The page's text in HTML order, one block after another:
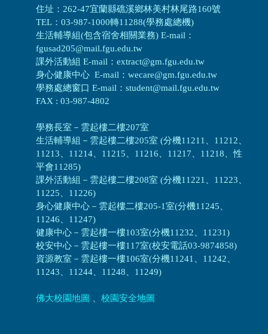
住址：262-47宜蘭縣礁溪鄉林美村林尾路160號
TEL：03-987-1000轉11288(學務處總機)
生活輔導組(包含宿舍相關業務) E-mail：
fgusad205@mail.fgu.edu.tw
課外活動組 E-mail：extract@gm.fgu.edu.tw
身心健康中心 E-mail：wecare@gm.fgu.edu.tw
學務處總窗口 E-mail：student@mail.fgu.edu.tw
FAX : 03-987-4802
學務長室－雲起樓二樓207室
生活輔導組 － 雲起樓二樓205室 (分機11211、11212、
11213、11214、11215、11216、11217、11218、性
平會11285)
課外活動組 － 雲起樓二樓208室 (分機11221、11223、
11225、11226)
身心健康中心 － 雲起樓二樓205-1室(分機11245、
11246、11247)
健康中心－ 雲起樓一樓103室(分機11232、11231)
校安中心－ 雲起樓一樓117室(校安電話03-9874858)
資源教室 － 雲起樓一樓106室(分機11241、11242、
11243、11244、11248、11249)
佛大校園地圖 、 校園安全地圖